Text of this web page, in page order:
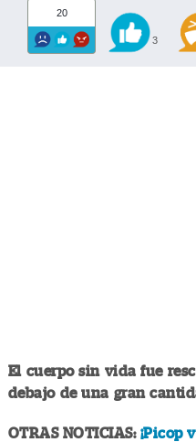
20
3
El cuerpo sin vida fue
debajo de una gran
OTRAS NOTICIAS: ¡Picop